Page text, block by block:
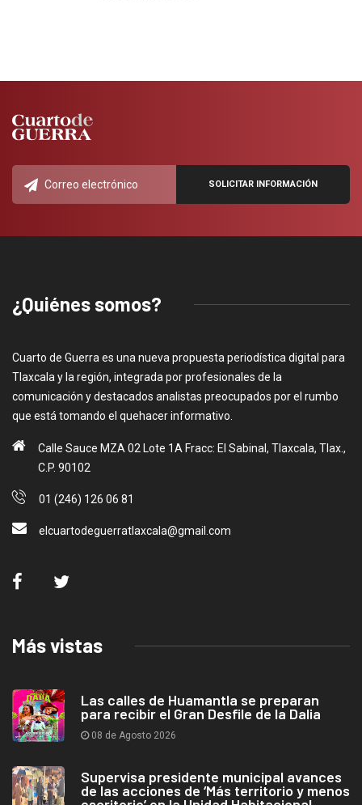
¿Quiénes somos?
Cuarto de Guerra es una nueva propuesta periodística digital para
Tlaxcala y la región, integrada por profesionales de la
comunicación y destacados analistas preocupados por el rumbo
que está tomando el quehacer informativo.
Calle Sauce MZA 02 Lote 1A Fracc: El Sabinal, Tlaxcala, Tlax.,
C.P. 90102
01 (246) 126 06 81
elcuartodeguerratlaxcala@gmail.com
Más vistas
Las calles de Huamantla se preparan
para recibir el Gran Desfile de la Dalia
08 de Agosto 2026
Supervisa presidente municipal avances
de las acciones de ‘Más territorio y menos